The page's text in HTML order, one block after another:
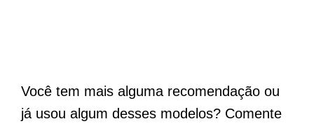
Você tem mais alguma recomendação ou
já usou algum desses modelos? Comente